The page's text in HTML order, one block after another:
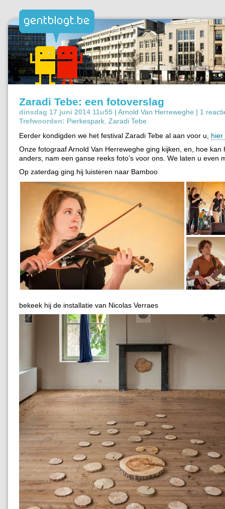
Zaradi Tebe: een fotoverslag
dinsdag 17 juni 2014 11u55 | Arnold Van Herreweghe | 1
Trefwoorden: Pierkespark Zaradi Tebe
Eerder kondigden we het festival Zaradi Tebe al aan voor u, hier
Onze fotograaf Arnold Van Herreweghe ging kijken, en, hoe kan
anders, nam een ganse reeks foto’s voor ons. We laten u even
Op zaterdag ging hij luisteren naar Bamboo
bekeek hij de installatie van Nicolas Verraes